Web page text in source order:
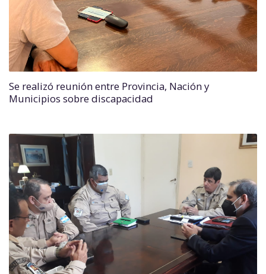
Se realizó reunión entre Provincia, Nación y
Municipios sobre discapacidad